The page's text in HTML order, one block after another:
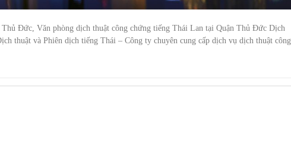
Đức, Văn phòng dịch thuật công chứng tiếng Thái Lan tại Quận Thủ Đức Dịch
thuật và Phiên dịch tiếng Thái – Công ty chuyên cung cấp dịch vụ dịch thuật công